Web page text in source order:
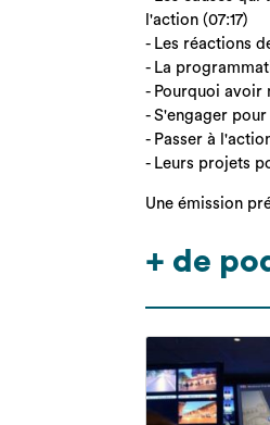
l'action (07:17)
- Les réactions
- La
- Pourquoi avoir
- S'engager pour
- Passer à
- Leurs projets
Une émission
+ de